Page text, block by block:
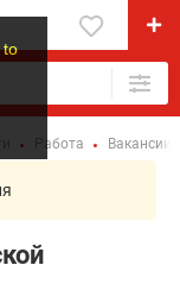
to
Работа Вакансии